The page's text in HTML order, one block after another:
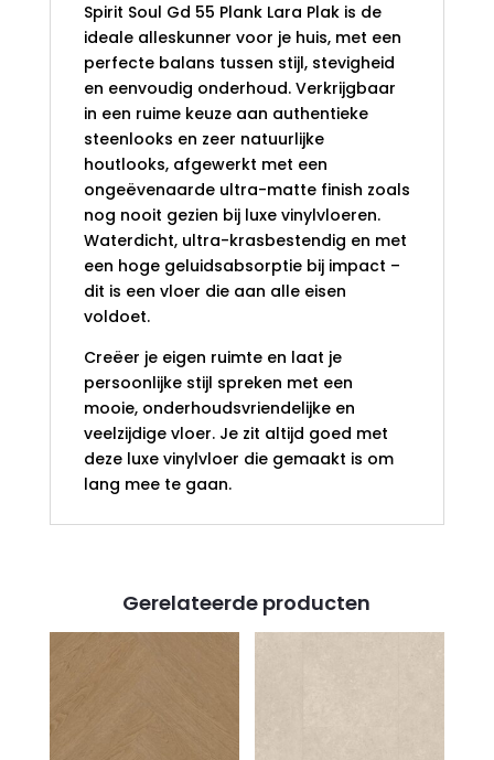
Spirit Soul Gd 55 Plank Lara Plak is de
ideale alleskunner voor je huis, met een
perfecte balans tussen stijl, stevigheid
en eenvoudig onderhoud. Verkrijgbaar
in een ruime keuze aan authentieke
steenlooks en zeer natuurlijke
houtlooks, afgewerkt met een
ongeëvenaarde ultra-matte finish zoals
nog nooit gezien bij luxe vinylvloeren.
Waterdicht, ultra-krasbestendig en met
een hoge geluidsabsorptie bij impact –
dit is een vloer die aan alle eisen
voldoet.
Creëer je eigen ruimte en laat je
persoonlijke stijl spreken met een
mooie, onderhoudsvriendelijke en
veelzijdige vloer. Je zit altijd goed met
deze luxe vinylvloer die gemaakt is om
lang mee te gaan.
Gerelateerde producten